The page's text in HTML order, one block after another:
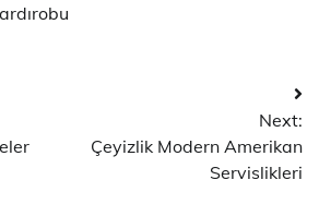
Next:
Çeyizlik Modern Amerikan
Servislikleri